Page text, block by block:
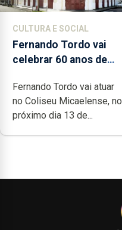
CULTURA E SOCIAL
Fernando Tordo vai
celebrar 60 anos de
Micaelense
Fernando Tordo vai atuar
no Coliseu Micaelense, no
próximo dia 13 de...